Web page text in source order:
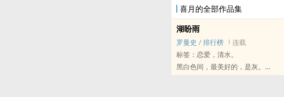
喜月的全部作品集
湖盼雨
罗曼史 / 排行榜
连载
标签：恋爱，清水。
黑白色间，最美好的，是灰。